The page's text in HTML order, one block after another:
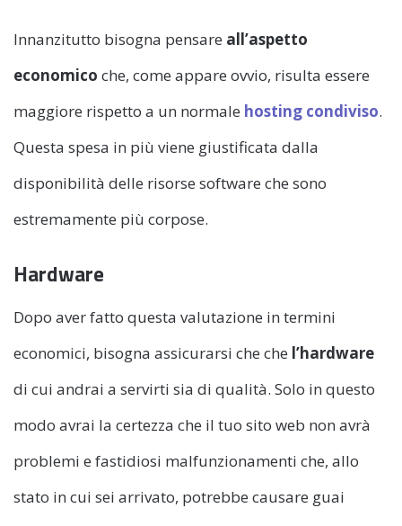
Innanzitutto bisogna pensare all’aspetto
economico che, come appare ovvio, risulta essere
maggiore rispetto a un normale hosting condiviso.
Questa spesa in più viene giustificata dalla
disponibilità delle risorse software che sono
estremamente più corpose.
Hardware
Dopo aver fatto questa valutazione in termini
economici, bisogna assicurarsi che che l’hardware
di cui andrai a servirti sia di qualità. Solo in questo
modo avrai la certezza che il tuo sito web non avrà
problemi e fastidiosi malfunzionamenti che, allo
stato in cui sei arrivato, potrebbe causare guai